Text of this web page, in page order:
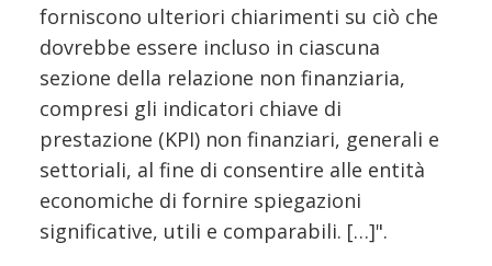
forniscono ulteriori chiarimenti su ciò che
dovrebbe essere incluso in ciascuna
sezione della relazione non finanziaria,
compresi gli indicatori chiave di
prestazione (KPI) non finanziari, generali e
settoriali, al fine di consentire alle entità
economiche di fornire spiegazioni
significative, utili e comparabili. […]".